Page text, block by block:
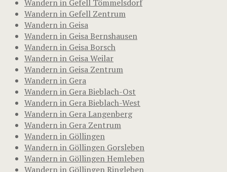
Wandern in Gefell Tömmelsdorf
Wandern in Gefell Zentrum
Wandern in Geisa
Wandern in Geisa Bernshausen
Wandern in Geisa Borsch
Wandern in Geisa Weilar
Wandern in Geisa Zentrum
Wandern in Gera
Wandern in Gera Bieblach-Ost
Wandern in Gera Bieblach-West
Wandern in Gera Langenberg
Wandern in Gera Zentrum
Wandern in Göllingen
Wandern in Göllingen Gorsleben
Wandern in Göllingen Hemleben
Wandern in Göllingen Ringleben